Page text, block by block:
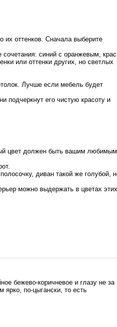
их оттенков. Сначала выберите
синий с оранжевым,
или оттенки других, но светлых
Лучше если мебель будет
подчеркнут его чистую красоту и
цвет должен быть вашим любимым
диван такой же голубой,
можно выдержать в цветах этих
бежево-коричневое и глазу не за
ярко, по-цыгански, то есть